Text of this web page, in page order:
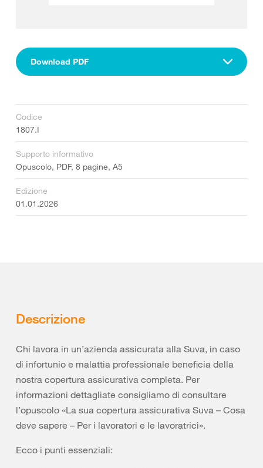
Download PDF
Codice
1807.I
Supporto informativo
Opuscolo, PDF, 8 pagine, A5
Edizione
01.01.2026
Descrizione
Chi lavora in un’azienda assicurata alla Suva, in caso
di infortunio e malattia professionale beneficia della
nostra copertura assicurativa completa. Per
informazioni dettagliate consigliamo di consultare
l’opuscolo «La sua copertura assicurativa Suva – Cosa
deve sapere – Per i lavoratori e le lavoratrici».
Ecco i punti essenziali: